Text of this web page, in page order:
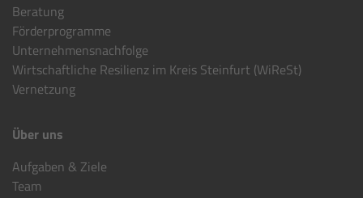
Beratung
Förderprogramme
Unternehmensnachfolge
Wirtschaftliche Resilienz im Kreis Steinfurt (WiReSt)
Vernetzung
Über uns
Aufgaben & Ziele
Team